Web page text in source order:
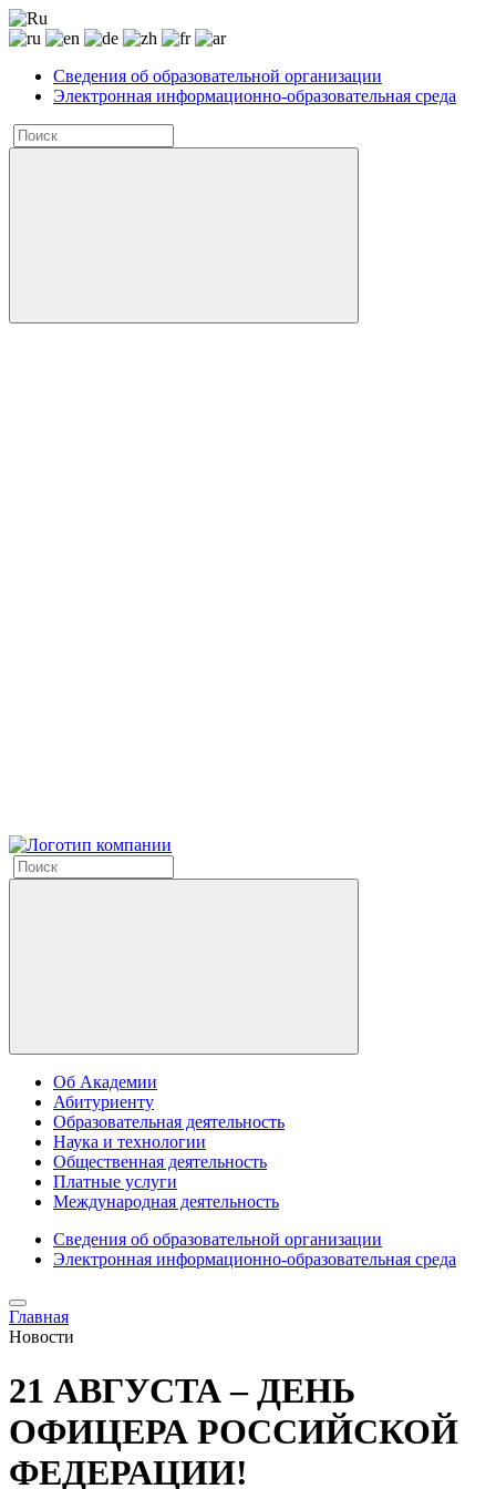
Сведения об образовательной организации
Электронная информационно-образовательная среда
Об Академии
Абитуриенту
Образовательная деятельность
Наука и технологии
Общественная деятельность
Платные услуги
Международная деятельность
Сведения об образовательной организации
Электронная информационно-образовательная среда
Главная
Новости
21 АВГУСТА – ДЕНЬ
ОФИЦЕРА РОССИЙСКОЙ
ФЕДЕРАЦИИ!